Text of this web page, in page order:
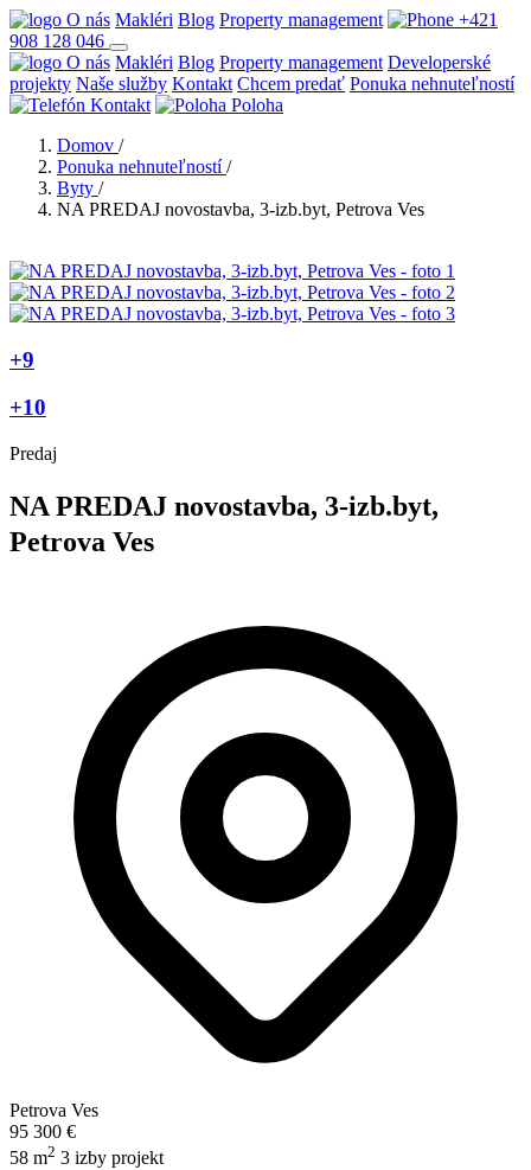
O nás Makléri Blog Property management
+421
908 128 046
O nás Makléri Blog Property management Developerské
projekty Naše služby Kontakt Chcem predať Ponuka nehnuteľností
Kontakt
Poloha
Domov /
Ponuka nehnuteľností /
Byty /
NA PREDAJ novostavba, 3-izb.byt, Petrova Ves
+9
+10
Predaj
NA PREDAJ novostavba, 3-izb.byt,
Petrova Ves
Petrova Ves
95 300 €
58 m2 3 izby projekt